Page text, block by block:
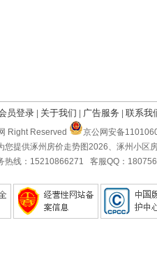
员登录 关于我们 广告服务 联系我
Right Reserved
京公网安备
您提供涿州房价走势图2026、涿州小区
热线：15210866271 客服QQ：